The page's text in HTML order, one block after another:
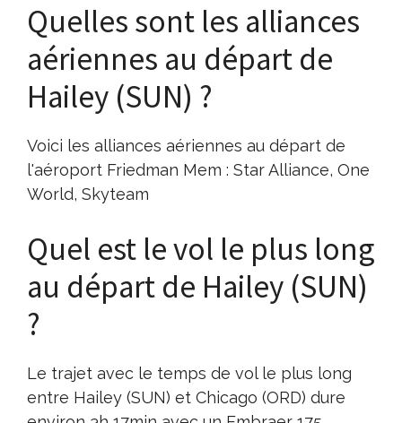
Quelles sont les alliances
aériennes au départ de
Hailey (SUN) ?
Voici les alliances aériennes au départ de
l'aéroport Friedman Mem : Star Alliance, One
World, Skyteam
Quel est le vol le plus long
au départ de Hailey (SUN)
?
Le trajet avec le temps de vol le plus long
entre Hailey (SUN) et Chicago (ORD) dure